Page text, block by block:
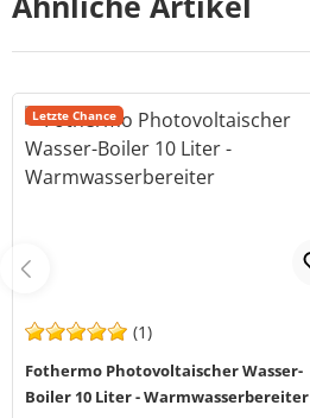
Letzte Chance
(1)
Fothermo Photovoltaischer Wasser-
Boiler 10 Liter - Warmwasserbereiter